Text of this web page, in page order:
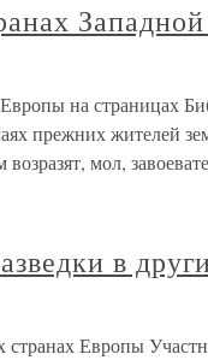
на страницах
прежних жителей
мол,
в
странах Европы